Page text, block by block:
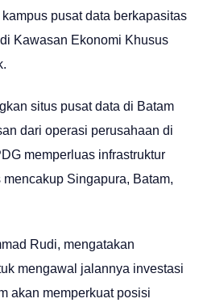
pusat data berkapasitas
Kawasan Ekonomi Khusus
situs pusat data di Batam
dari operasi perusahaan di
memperluas infrastruktur
Singapura, Batam,
Rudi, mengatakan
mengawal jalannya investasi
akan memperkuat posisi